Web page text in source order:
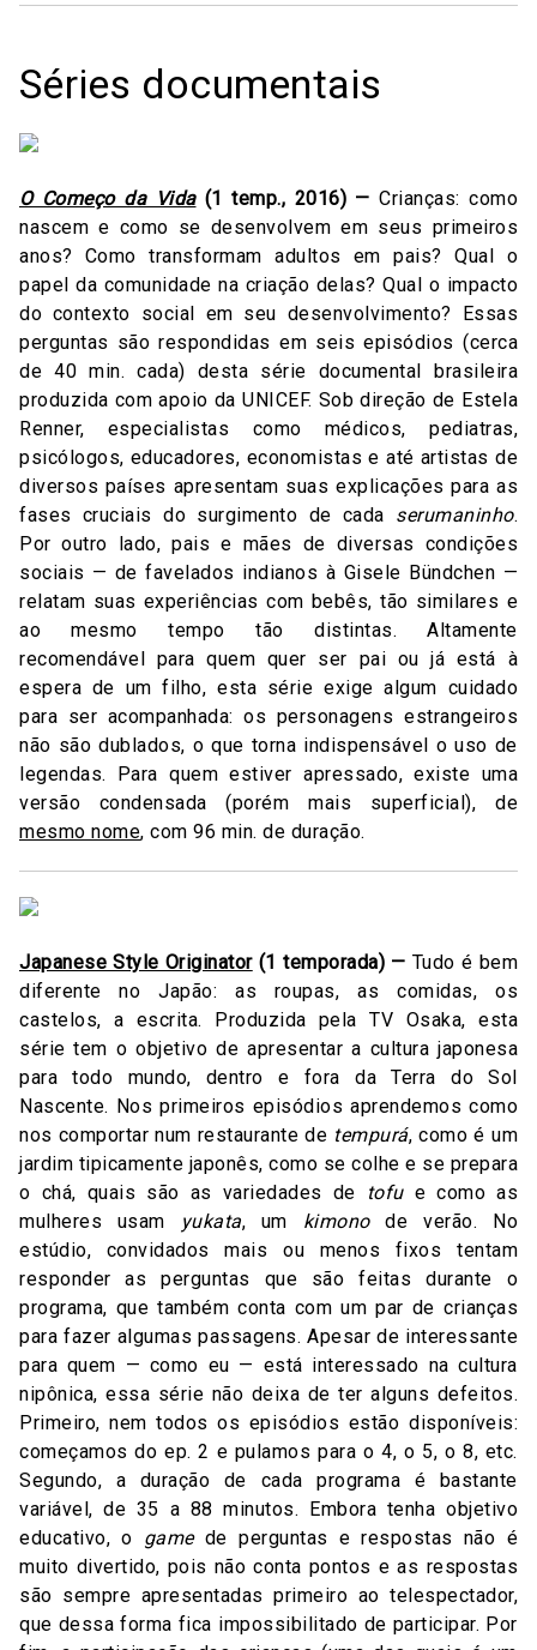
Séries documentais
O Começo da Vida(1 temp., 2016) — Crianças: como
nascem e como se desenvolvem em seus primeiros
anos? Como transformam adultos em pais? Qual o
papel da comunidade na criação delas? Qual o impacto
do contexto social em seu desenvolvimento? Essas
perguntas são respondidas em seis episódios (cerca
de 40 min. cada) desta série documental brasileira
produzida com apoio da UNICEF. Sob direção de Estela
Renner, especialistas como médicos, pediatras,
psicólogos, educadores, economistas e até artistas de
diversos países apresentam suas explicações para as
fases cruciais do surgimento de cada serumaninho.
Por outro lado, pais e mães de diversas condições
sociais — de favelados indianos à Gisele Bündchen —
relatam suas experiências com bebês, tão similares e
ao mesmo tempo tão distintas. Altamente
recomendável para quem quer ser pai ou já está à
espera de um filho, esta série exige algum cuidado
para ser acompanhada: os personagens estrangeiros
não são dublados, o que torna indispensável o uso de
legendas. Para quem estiver apressado, existe uma
versão condensada (porém mais superficial), de
mesmo nome, com 96 min. de duração.
Japanese Style Originator(1 temporada) — Tudo é bem
diferente no Japão: as roupas, as comidas, os
castelos, a escrita. Produzida pela TV Osaka, esta
série tem o objetivo de apresentar a cultura japonesa
para todo mundo, dentro e fora da Terra do Sol
Nascente. Nos primeiros episódios aprendemos como
nos comportar num restaurante de tempurá, como é um
jardim tipicamente japonês, como se colhe e se prepara
o chá, quais são as variedades de
tofue como as
mulheres usam
yukata, um kimonode verão. No
estúdio, convidados mais ou menos fixos tentam
responder as perguntas que são feitas durante o
programa, que também conta com um par de crianças
para fazer algumas passagens. Apesar de interessante
para quem — como eu — está interessado na cultura
nipônica, essa série não deixa de ter alguns defeitos.
Primeiro, nem todos os episódios estão disponíveis:
começamos do ep. 2 e pulamos para o 4, o 5, o 8, etc.
Segundo, a duração de cada programa é bastante
variável, de 35 a 88 minutos. Embora tenha objetivo
educativo, o gamede perguntas e respostas não é
muito divertido, pois não conta pontos e as respostas
são sempre apresentadas primeiro ao telespectador,
que dessa forma fica impossibilitado de participar. Por